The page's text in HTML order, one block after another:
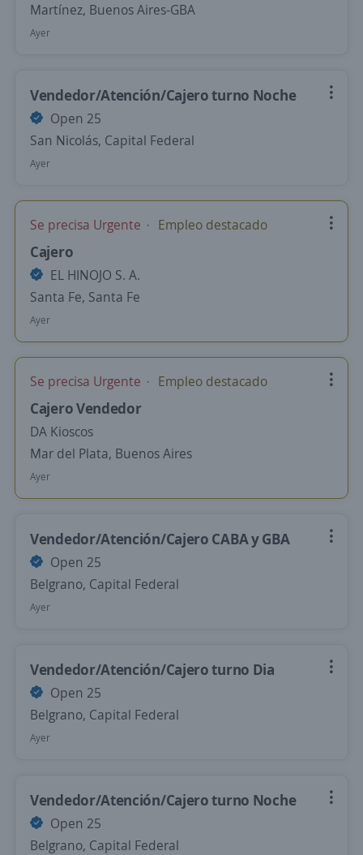
Martínez, Buenos Aires-GBA
Ayer
Vendedor/Atención/Cajero turno Noche
Open 25
San Nicolás, Capital Federal
Ayer
Se precisa Urgente Empleo destacado
Cajero
EL HINOJO S. A.
Santa Fe, Santa Fe
Ayer
Se precisa Urgente Empleo destacado
Cajero Vendedor
DA Kioscos
Mar del Plata, Buenos Aires
Ayer
Vendedor/Atención/Cajero CABA y GBA
Open 25
Belgrano, Capital Federal
Ayer
Vendedor/Atención/Cajero turno Dia
Open 25
Belgrano, Capital Federal
Ayer
Vendedor/Atención/Cajero turno Noche
Open 25
Belgrano, Capital Federal